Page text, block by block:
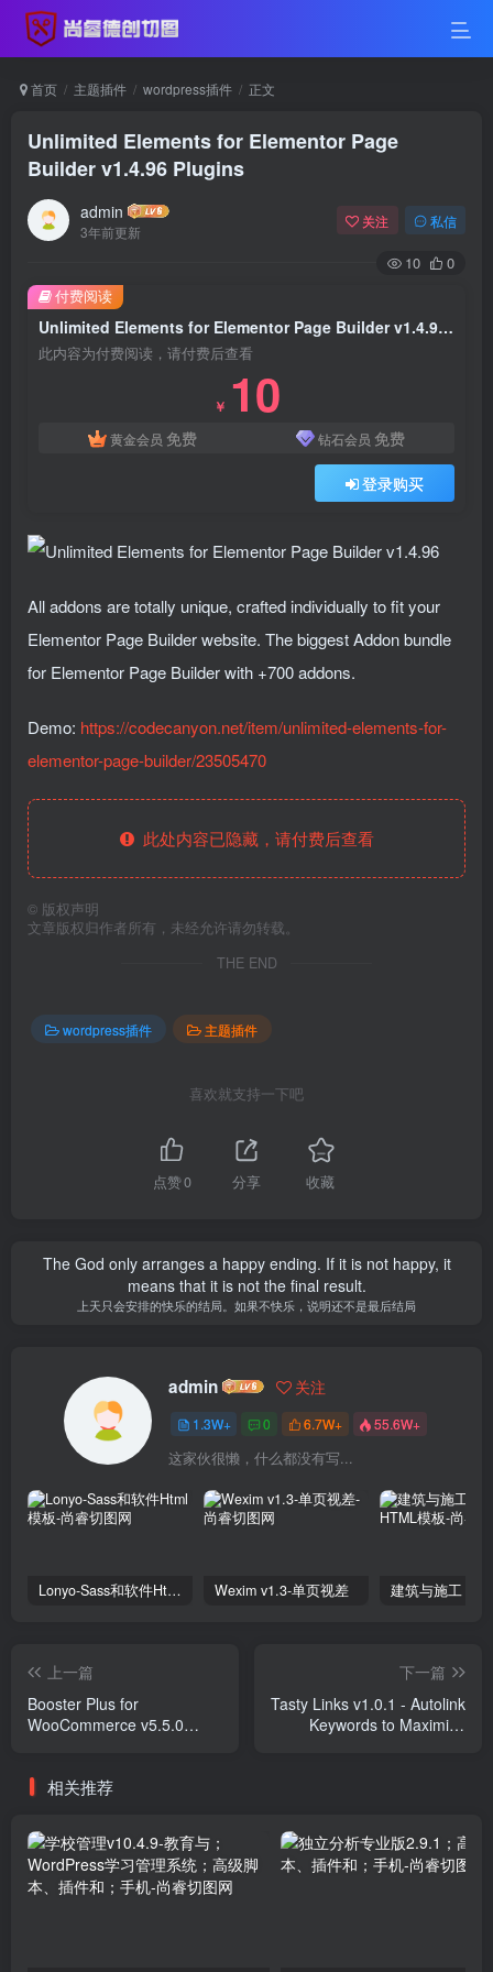
首页 主题插件 wordpress插件 正文
Unlimited Elements for Elementor Page
Builder v1.4.96 Plugins
admin
3年前更新
关注 私信
10 0
Unlimited Elements for Elementor Page Builder v1.4.96 Plugins
此内容为付费阅读，请付费后查看
￥ 10
黄金会员 免费 钻石会员 免费
登录购买
付费阅读
All addons are totally unique, crafted individually to fit your
Elementor Page Builder website. The biggest Addon bundle
for Elementor Page Builder with +700 addons.
Demo: https://codecanyon.net/item/unlimited-elements-for-
elementor-page-builder/23505470
此处内容已隐藏，请付费后查看
© 版权声明
文章版权归作者所有，未经允许请勿转载。
THE END
wordpress插件 主题插件
喜欢就支持一下吧
点赞0 分享 收藏
The God only arranges a happy ending. If it is not happy, it
means that it is not the final result.
上天只会安排的快乐的结局。如果不快乐，说明还不是最后结局
admin 关注
1.3W+ 0 6.7W+ 55.6W+
这家伙很懒，什么都没有写...
Lonyo-Sass和软件Html模板 Wexim v1.3-单页视差
上一篇
Booster Plus for
WooCommerce v5.5.0
下一篇
Tasty Links v1.0.1 - Autolink
Keywords to Maximize
相关推荐